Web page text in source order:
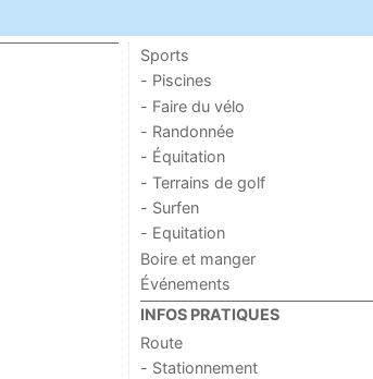
Sports
- Piscines
- Faire du vélo
- Randonnée
- Équitation
- Terrains de golf
- Surfen
- Equitation
Boire et manger
Événements
INFOS PRATIQUES
Route
- Stationnement